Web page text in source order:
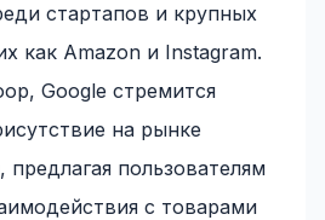
стартапов и крупных
как Amazon и Instagram.
Google стремится
на рынке
предлагая пользователям
с товарами